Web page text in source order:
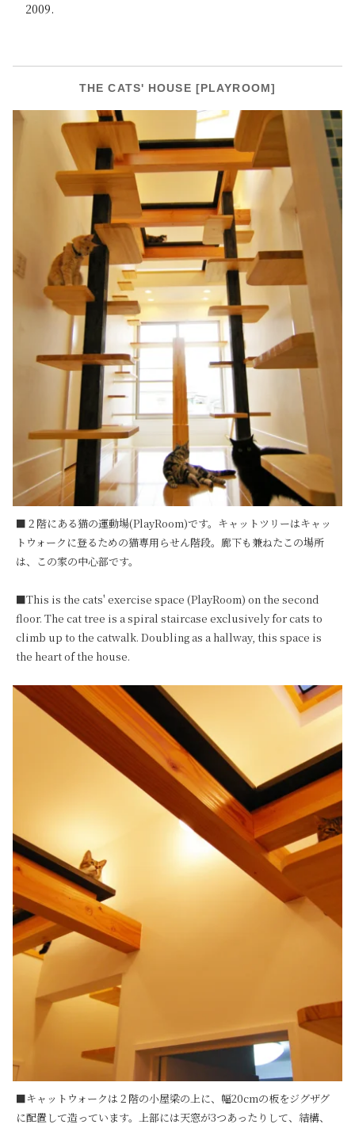
2009.
THE CATS' HOUSE [PLAYROOM]
■２階にある猫の運動場(PlayRoom)です。キャットツリーはキャッ
トウォークに登るための猫専用らせん階段。廊下も兼ねたこの場所
は、この家の中心部です。
■This is the cats' exercise space (PlayRoom) on the second
floor. The cat tree is a spiral staircase exclusively for cats to
climb up to the catwalk. Doubling as a hallway, this space is
the heart of the house.
■キャットウォークは２階の小屋梁の上に、幅20cmの板をジグザグ
に配置して造っています。上部には天窓が3つあったりして、結構、